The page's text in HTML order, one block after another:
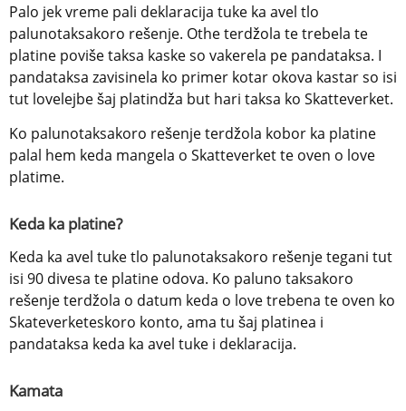
Palo jek vreme pali deklaracija tuke ka avel tlo
palunotaksakoro rešenje. Othe terdžola te trebela te
platine poviše taksa kaske so vakerela pe pandataksa. I
pandataksa zavisinela ko primer kotar okova kastar so isi
tut lovelejbe šaj platindža but hari taksa ko Skatteverket.
Ko palunotaksakoro rešenje terdžola kobor ka platine
palal hem keda mangela o Skatteverket te oven o love
platime.
Keda ka platine?
Keda ka avel tuke tlo palunotaksakoro rešenje tegani tut
isi 90 divesa te platine odova. Ko paluno taksakoro
rešenje terdžola o datum keda o love trebena te oven ko
Skateverketeskoro konto, ama tu šaj platinea i
pandataksa keda ka avel tuke i deklaracija.
Kamata